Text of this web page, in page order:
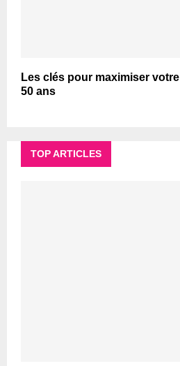
Les clés pour maximiser
50 ans
TOP ARTICLES